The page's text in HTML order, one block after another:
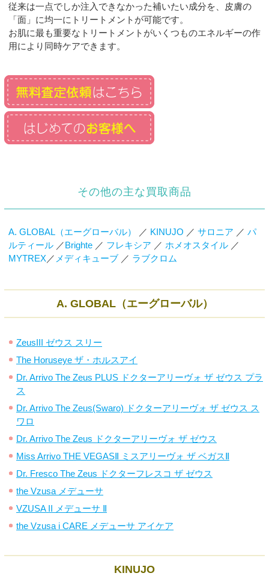
従来は一点でしか注入できなかった補いたい成分を、皮膚の
「面」に均一にトリートメントが可能です。
お肌に最も重要なトリートメントがいくつものエネルギーの作
用により同時ケアできます。
その他の主な買取商品
A. GLOBAL（エーグローバル） ／ KINUJO ／ サロニア ／ パ
ルティール ／Brighte ／ フレキシア ／ ホメオスタイル ／
MYTREX／ メディキューブ ／ ラブクロム
A. GLOBAL（エーグローバル）
ZeusIII ゼウス スリー
The Horuseye ザ・ホルスアイ
Dr. Arrivo The Zeus PLUS ドクターアリーヴォ ザ ゼウス プラ
ス
Dr. Arrivo The Zeus(Swaro) ドクターアリーヴォ ザ ゼウス ス
ワロ
Dr. Arrivo The Zeus ドクターアリーヴォ ザ ゼウス
Miss Arrivo THE VEGASⅡ ミスアリーヴォ ザ ベガスⅡ
Dr. Fresco The Zeus ドクターフレスコ ザ ゼウス
the Vzusa メデューサ
VZUSA II メデューサ Ⅱ
the Vzusa i CARE メデューサ アイケア
KINUJO